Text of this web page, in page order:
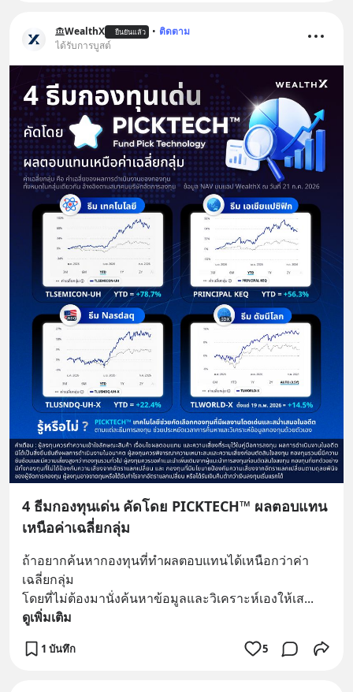
WealthX ยืนยันแล้ว • ติดตาม
ได้รับการบูสต์
4 ธีมกองทุนเด่น คัดโดย PICKTECH™ ผลตอบแทน
เหนือค่าเฉลี่ยกลุ่ม
ถ้าอยากค้นหากองทุนที่ทำผลตอบแทนได้เหนือกว่าค่า
เฉลี่ยกลุ่ม
โดยที่ไม่ต้องมานั่งค้นหาข้อมูลและวิเคราะห์เองให้เส...
ดูเพิ่มเติม
1 บันทึก 5